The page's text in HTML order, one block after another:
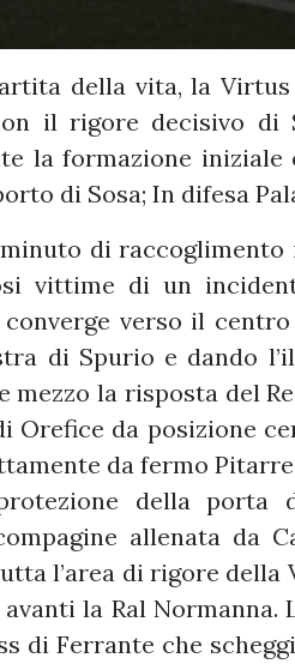
della vita, la
il rigore decisivo di
la formazione
di Sosa; In difesa
di
vittime di un
converge verso il
di Spurio e dando
mezzo la risposta del
Orefice da posizione
da fermo
della porta
allenata da
l’area di rigore della
la Ral Normanna.
di Ferrante che